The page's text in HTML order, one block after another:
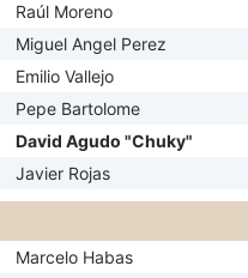
Raúl Moreno
Miguel Angel Perez
Emilio Vallejo
Pepe Bartolome
David Agudo "Chuky"
Javier Rojas
Marcelo Habas